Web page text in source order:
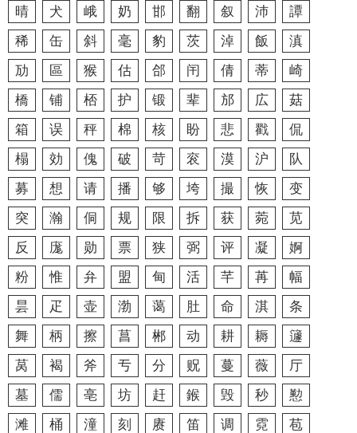
晴
犬 峨 奶 邯 翻 叙 沛
譚
稀
缶 斜 毫 豹 茨 淖 飯
滇
劢
區 猴 估 郃 闬 倩 蒂
崎
橋
铺 桮 护 锻 辈 邡 広
菇
箱
误 秤 棉 核 盼 悲 戳
侃
榻
効 傀 破 苛 衮 漠 沪
队
募
想 请 播 够 垮 撮 恢
变
突
瀚 侗 规 限 拆 获 菀
苋
反
庬 勋 票 狭 弼 评 凝
婀
粉
惟 弁 盟 甸 活 芊 苒
幅
昙
疋 壶 渤 蔼 肚 命 淇
条
舞
柄 擦 菖 郴 动 耕 耨
籧
莴
褐 斧 亐 分 贶 蔓 薇
厅
墓
儒 亳 坊 赶 鍭 毁 秒
懃
滩
桶 潼 刻 赓 笛 调 霓
苞